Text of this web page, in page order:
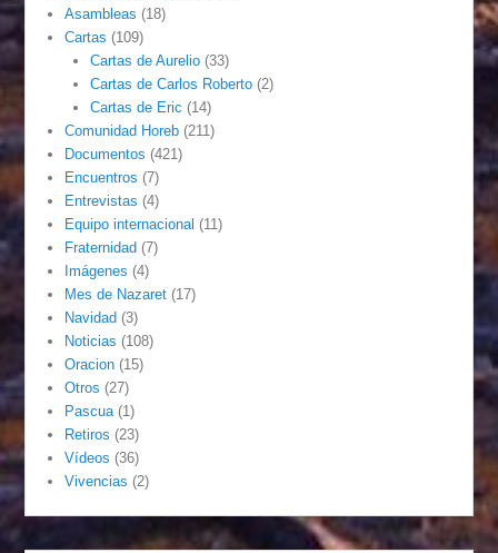
Asambleas (18)
Cartas (109)
Cartas de Aurelio(33)
Cartas de Carlos Roberto(2)
Cartas de Eric (14)
Comunidad Horeb (211)
Documentos (421)
Encuentros (7)
Entrevistas (4)
Equipo internacional (11)
Fraternidad (7)
Imágenes (4)
Mes de Nazaret (17)
Navidad (3)
Noticias (108)
Oracion (15)
Otros (27)
Pascua (1)
Retiros (23)
Vídeos (36)
Vivencias (2)